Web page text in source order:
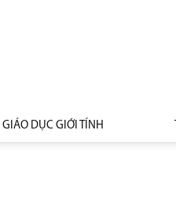
GIÁO DỤC GIỚI TÍNH